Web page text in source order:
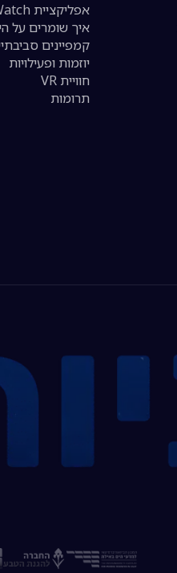
אפליקציית Sea Watch
איך שומרים על
קמפיינים
יוזמות ופעילויות
חוויית VR
תרומות